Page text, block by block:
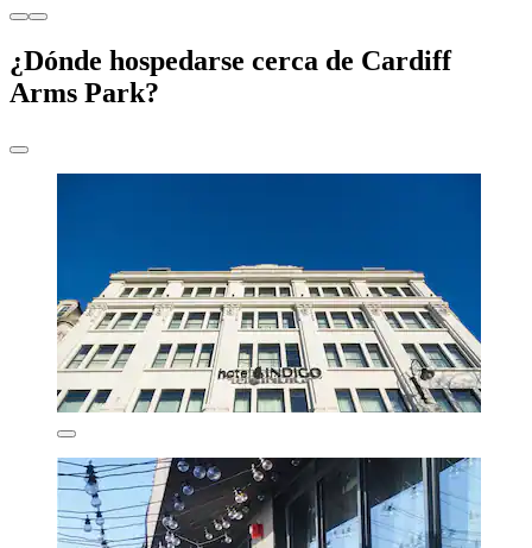
¿Dónde hospedarse cerca de Cardiff
Arms Park?